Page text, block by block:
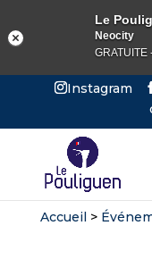
Instagram
Accueil>
Le
Neocity
GRATUITE